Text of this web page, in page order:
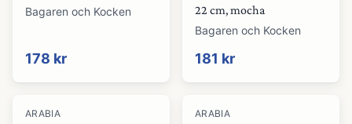
Bagaren och Kocken
178 kr
22 cm, mocha
Bagaren och Kocken
181 kr
ARABIA ARABIA